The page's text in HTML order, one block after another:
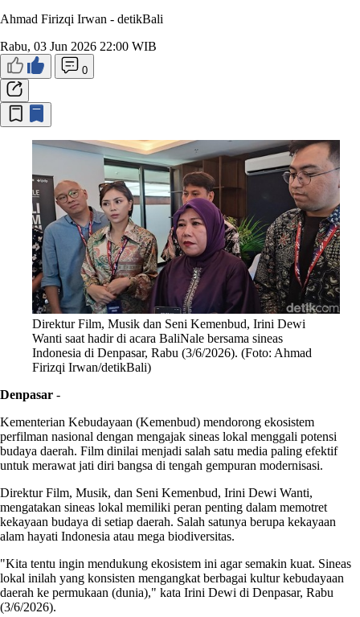
Ahmad Firizqi Irwan - detikBali
Rabu, 03 Jun 2026 22:00 WIB
0
Direktur Film, Musik dan Seni Kemenbud, Irini Dewi
Wanti saat hadir di acara BaliNale bersama sineas
Indonesia di Denpasar, Rabu (3/6/2026). (Foto: Ahmad
Firizqi Irwan/detikBali)
Denpasar -
Kementerian Kebudayaan (Kemenbud) mendorong ekosistem
perfilman nasional dengan mengajak sineas lokal menggali potensi
budaya daerah. Film dinilai menjadi salah satu media paling efektif
untuk merawat jati diri bangsa di tengah gempuran modernisasi.
Direktur Film, Musik, dan Seni Kemenbud, Irini Dewi Wanti,
mengatakan sineas lokal memiliki peran penting dalam memotret
kekayaan budaya di setiap daerah. Salah satunya berupa kekayaan
alam hayati Indonesia atau mega biodiversitas.
"Kita tentu ingin mendukung ekosistem ini agar semakin kuat. Sineas
lokal inilah yang konsisten mengangkat berbagai kultur kebudayaan
daerah ke permukaan (dunia)," kata Irini Dewi di Denpasar, Rabu
(3/6/2026).